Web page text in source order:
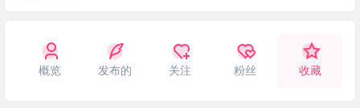
概览 发布的 关注 粉丝 收藏